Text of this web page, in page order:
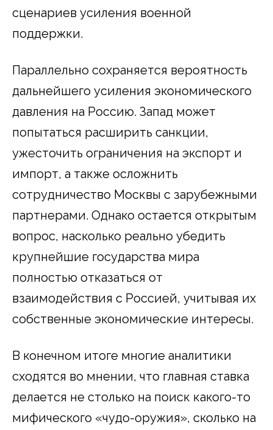
сценариев усиления военной
поддержки.
Параллельно сохраняется вероятность
дальнейшего усиления экономического
давления на Россию. Запад может
попытаться расширить санкции,
ужесточить ограничения на экспорт и
импорт, а также осложнить
сотрудничество Москвы с зарубежными
партнерами. Однако остается открытым
вопрос, насколько реально убедить
крупнейшие государства мира
полностью отказаться от
взаимодействия с Россией, учитывая их
собственные экономические интересы.
В конечном итоге многие аналитики
сходятся во мнении, что главная ставка
делается не столько на поиск какого-то
мифического «чудо-оружия», сколько на